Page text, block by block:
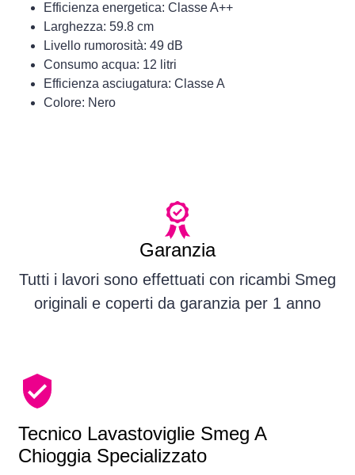
Efficienza energetica: Classe A++
Larghezza: 59.8 cm
Livello rumorosità: 49 dB
Consumo acqua: 12 litri
Efficienza asciugatura: Classe A
Colore: Nero
Garanzia
Tutti i lavori sono effettuati con ricambi Smeg
originali e coperti da garanzia per 1 anno
Tecnico Lavastoviglie Smeg A
Chioggia Specializzato